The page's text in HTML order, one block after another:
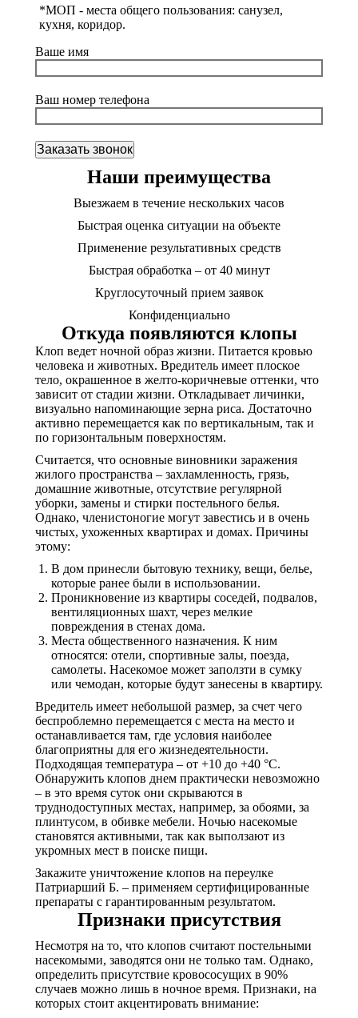
*МОП - места общего пользования: санузел,
кухня, коридор.
Ваше имя
Ваш номер телефона
Наши преимущества
Выезжаем в течение нескольких часов
Быстрая оценка ситуации на объекте
Применение результативных средств
Быстрая обработка – от 40 минут
Круглосуточный прием заявок
Конфиденциально
Откуда появляются клопы
Клоп ведет ночной образ жизни. Питается кровью
человека и животных. Вредитель имеет плоское
тело, окрашенное в желто-коричневые оттенки, что
зависит от стадии жизни. Откладывает личинки,
визуально напоминающие зерна риса. Достаточно
активно перемещается как по вертикальным, так и
по горизонтальным поверхностям.
Считается, что основные виновники заражения
жилого пространства – захламленность, грязь,
домашние животные, отсутствие регулярной
уборки, замены и стирки постельного белья.
Однако, членистоногие могут завестись и в очень
чистых, ухоженных квартирах и домах. Причины
этому:
В дом принесли бытовую технику, вещи, белье,
которые ранее были в использовании.
Проникновение из квартиры соседей, подвалов,
вентиляционных шахт, через мелкие
повреждения в стенах дома.
Места общественного назначения. К ним
относятся: отели, спортивные залы, поезда,
самолеты. Насекомое может заползти в сумку
или чемодан, которые будут занесены в квартиру.
Вредитель имеет небольшой размер, за счет чего
беспроблемно перемещается с места на место и
останавливается там, где условия наиболее
благоприятны для его жизнедеятельности.
Подходящая температура – от +10 до +40 °С.
Обнаружить клопов днем практически невозможно
– в это время суток они скрываются в
труднодоступных местах, например, за обоями, за
плинтусом, в обивке мебели. Ночью насекомые
становятся активными, так как выползают из
укромных мест в поиске пищи.
Закажите уничтожение клопов на переулке
Патриарший Б. – применяем сертифицированные
препараты с гарантированным результатом.
Признаки присутствия
Несмотря на то, что клопов считают постельными
насекомыми, заводятся они не только там. Однако,
определить присутствие кровососущих в 90%
случаев можно лишь в ночное время. Признаки, на
которых стоит акцентировать внимание: